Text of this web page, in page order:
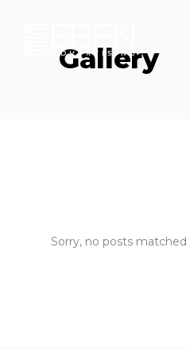
Gallery
Sorry, no posts matched